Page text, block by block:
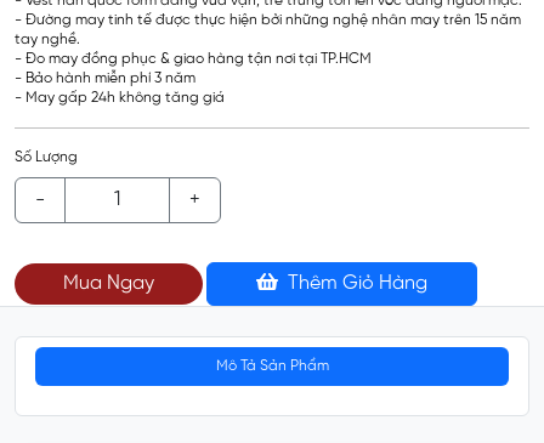
- Đường may tinh tế được thực hiện bởi những nghệ nhân may trên 15 năm
tay nghề.
- Đo may đồng phục & giao hàng tận nơi tại TP.HCM
- Bảo hành miễn phí 3 năm
- May gấp 24h không tăng giá
Số Lượng
- +
Mua Ngay Thêm Giỏ Hàng
Mô Tả Sản Phẩm